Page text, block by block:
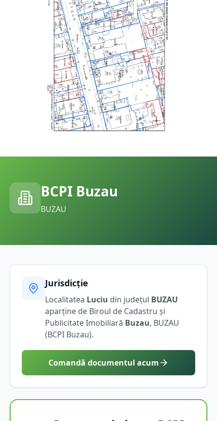
BCPI Buzau
BUZAU
Jurisdicție
Localitatea Luciu din județul BUZAU
aparține de Biroul de Cadastru și
Publicitate Imobiliară Buzau, BUZAU
(BCPI Buzau).
Comandă documentul acum